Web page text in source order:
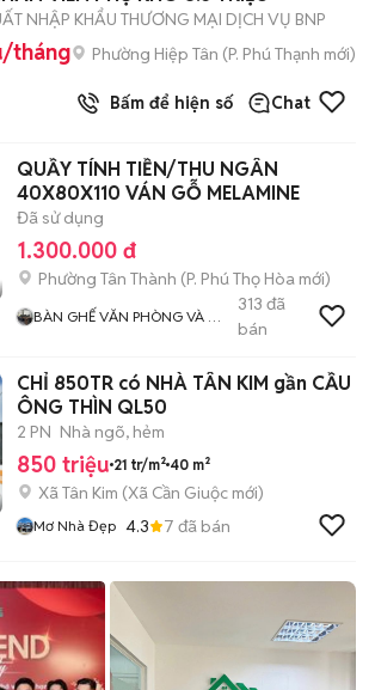
NHẬP KHẨU THƯƠNG MẠI DỊCH VỤ BNP
tháng Phường Hiệp Tân (P. Phú Thạnh mới)
Bấm để hiện số Chat
QUẦY TÍNH TIỀN/THU NGÂN
40X80X110 VÁN GỖ MELAMINE
Đã sử dụng
1.300.000 đ
Phường Tân Thành (P. Phú Thọ Hòa mới)
BÀN GHẾ VĂN PHÒNG VÀ TỦ
313 đã
bán
CHỈ 850TR có NHÀ TÂN KIM gần CẦU
ÔNG THÌN QL50
2 PN Nhà ngõ, hẻm
850 triệu 21 tr/m² 40 m²
Xã Tân Kim (Xã Cần Giuộc mới)
Mơ Nhà Đẹp 4.3 7 đã bán